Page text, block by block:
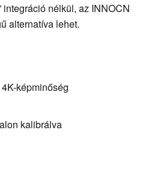
integráció nélkül, az INNOCN
alternatíva lehet.
képminőség
kalibrálva